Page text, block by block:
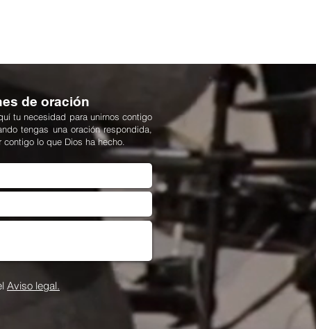
de oración
tu necesidad para unirnos contigo
tengas una oración respondida,
lo que Dios ha hecho.
Aviso legal.